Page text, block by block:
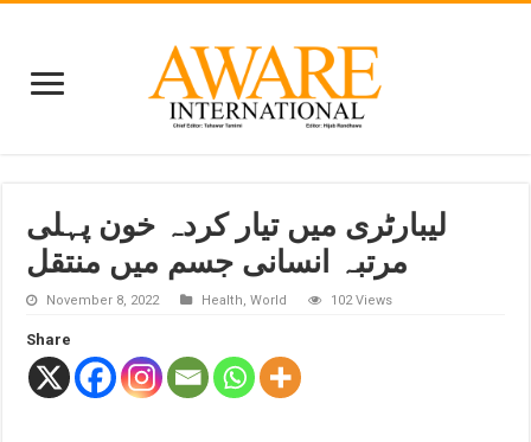
لیبارٹری میں تیار کردہ خون پہلی
مرتبہ انسانی جسم میں منتقل
November 8, 2022 Health,World 102 Views
Share